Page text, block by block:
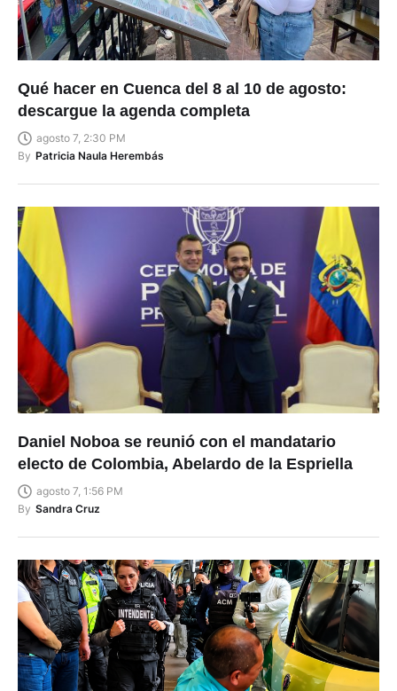
Qué hacer en Cuenca del 8 al 10 de agosto:
descargue la agenda completa
agosto 7, 2:30 PM
By Patricia Naula Herembás
Daniel Noboa se reunió con el mandatario
electo de Colombia, Abelardo de la Espriella
agosto 7, 1:56 PM
By Sandra Cruz